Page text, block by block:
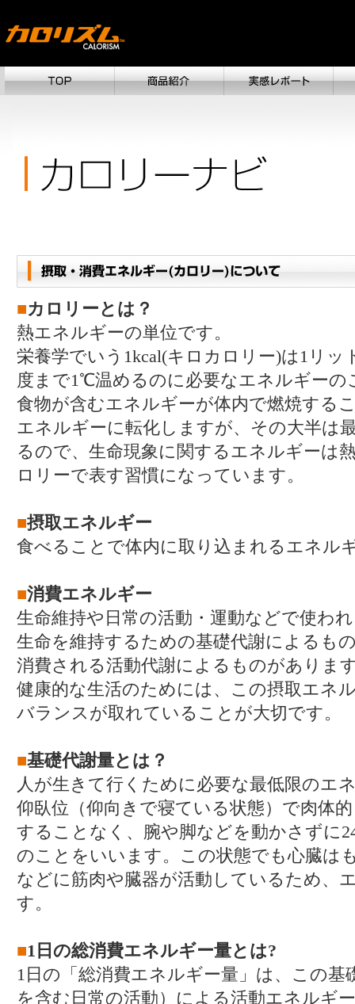
■カロリーとは？
熱エネルギーの単位です。
栄養学でいう1kcal(キロカロリー)は1リッ
度まで1℃温めるのに必要なエネルギーの
食物が含むエネルギーが体内で燃焼する
エネルギーに転化しますが、その大半は
るので、生命現象に関するエネルギーは
ロリーで表す習慣になっています。
■摂取エネルギー
食べることで体内に取り込まれるエネル
■消費エネルギー
生命維持や日常の活動・運動などで使わ
生命を維持するための基礎代謝によるも
消費される活動代謝によるものがありま
健康的な生活のためには、この摂取エネ
バランスが取れていることが大切です。
■基礎代謝量とは？
人が生きて行くために必要な最低限のエ
仰臥位（仰向きで寝ている状態）で肉体
することなく、腕や脚などを動かさずに
のことをいいます。この状態でも心臓は
などに筋肉や臓器が活動しているため、
す。
■1日の総消費エネルギー量とは?
1日の「総消費エネルギー量」は、この基
を含む日常の活動）による活動エネルギ